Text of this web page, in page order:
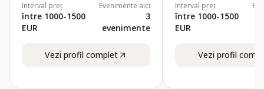
Interval preț
între 1000-1500
EUR
Evenimente aici
3
evenimente
Vezi profil complet
Interval preț
între 1000-1500
EUR
Vezi profil